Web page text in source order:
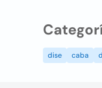
dise caba